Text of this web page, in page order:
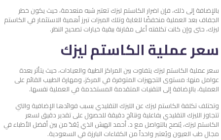
بالإضافة إلى ذلك، فإن اضرار الكاستم ليزك تعتبر شبه منعدمة، حيث يكون خطر
الجفاف بعد العملية منخفضًا للغاية وتلك الميزات تبرز أهمية الاستثمار في الكاستم
ليزك، حتى وإن كانت تكلفته أعلى مقارنة ببقية خيارات تصحيح النظر.
سعر عملية الكاستم ليزك
سعر عملية الكاستم ليزك يتفاوت بين المراكز الطبية والعيادات، حيث يتأثر بعدة
عوامل منها: مستوى التجهيزات المتوفرة في المركز، ومهارة الطبيب القائم على
العملية، بالإضافة إلى التقنيات المتقدمة المستخدمة في العملية نفسها.
وتختلف تكلفة الكاستم ليزك عن الليزك التقليدي بسبب فوائدها الإضافية والتي
تتجاوز الليزك التقليدي بفاعلية ونتائج دقيقة للحصول على تقدير دقيق لسعر
الكاستم ليزك، يُنصح بالتواصل مع د. أحمد الهبش الذي يُعَدّ من بين أفضل الأطباء في
مجال طب العيون ويُعتبر واحداً من الكفاءات البارزة في السعودية.